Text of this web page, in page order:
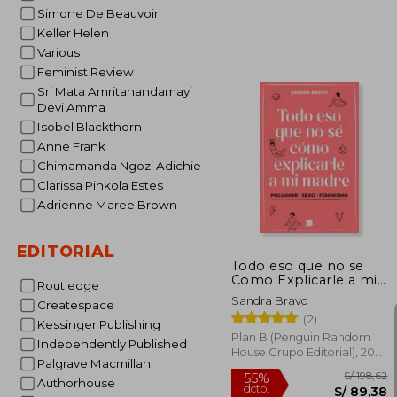
Simone De Beauvoir
Keller Helen
Various
Feminist Review
Sri Mata Amritanandamayi
Devi Amma
Isobel Blackthorn
Anne Frank
Chimamanda Ngozi Adichie
Clarissa Pinkola Estes
Adrienne Maree Brown
EDITORIAL
Routledge
Createspace
Kessinger Publishing
Independently Published
Palgrave Macmillan
Authorhouse
55%
dcto.
Todo eso que no se
Como Explicarle a mi
Madre
Sandra Bravo
(2)
Plan B (Penguin Random
House Grupo Editorial), 2021,
1 Edición, Tapa Blanda,
Nuevo